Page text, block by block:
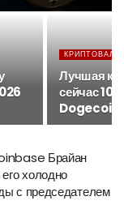
Лучшая
сейчас 10
Dogecoin
Брайан
холодно
с председателем